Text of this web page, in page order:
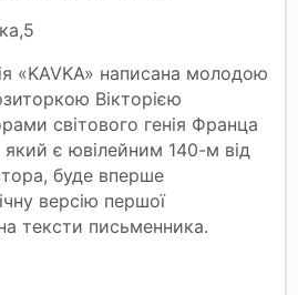
«KAVKA» написана молодою
Вікторією
світового генія Франца
є ювілейним 140-м від
буде вперше
версію першої
тексти письменника.